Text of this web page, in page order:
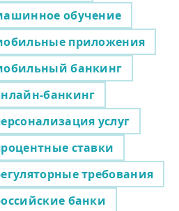
обучение
приложения
банкинг
банкинг
услуг
ставки
требования
банки